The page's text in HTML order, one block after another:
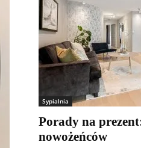
Sypialnia
Porady na
nowożeńców